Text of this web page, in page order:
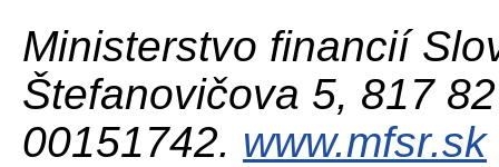
Ministerstvo financií
Štefanovičova 5, 817
00151742. www.mfsr.sk